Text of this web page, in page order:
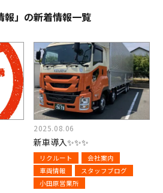
報」の新着情報一覧
2025.08.06
新車導入✨✨✨
リクルート
会社案内
車両情報
スタッフブログ
小田原営業所